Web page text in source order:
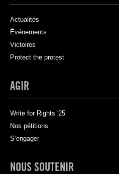
Actualités
Événements
Victoires
Protect the protest
AGIR
Write for Rights '25
Nos pétitions
S’engager
NOUS SOUTENIR